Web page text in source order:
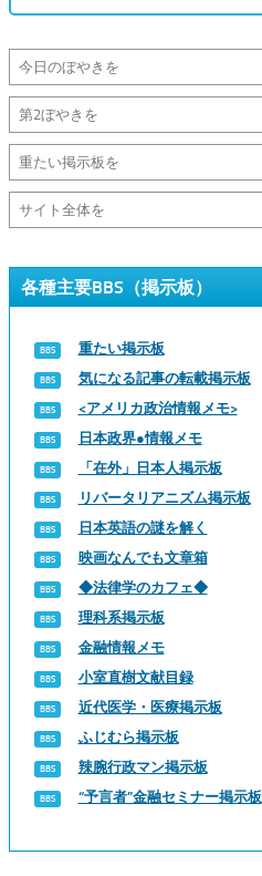
各種主要BBS（掲示板）
重たい掲示板
気になる記事の転載掲示板
<アメリカ政治情報メモ>
日本政界●情報メモ
「在外」日本人掲示板
リバータリアニズム掲示板
日本英語の謎を解く
映画なんでも文章箱
◆法律学のカフェ◆
理科系掲示板
金融情報メモ
小室直樹文献目録
近代医学・医療掲示板
ふじむら掲示板
辣腕行政マン掲示板
“予言者”金融セミナー掲示板